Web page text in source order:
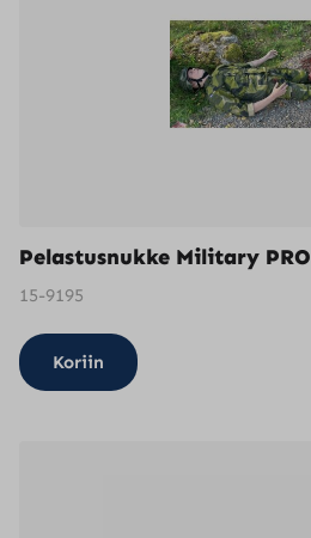
Pelastusnukke Military PRO
15-9195
Koriin